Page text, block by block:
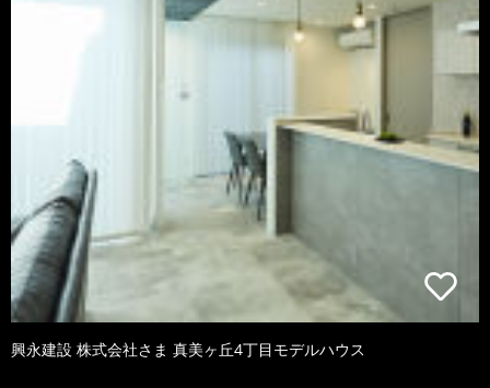
興永建設 株式会社さま 真美ヶ丘4丁目モデルハウス